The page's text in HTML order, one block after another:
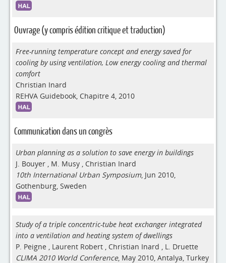
Ouvrage (y compris édition critique et traduction)
Free-running temperature concept and energy saved for
cooling by using ventilation, Low energy cooling and thermal
comfort
Christian Inard
REHVA Guidebook, Chapitre 4, 2010
Communication dans un congrès
Urban planning as a solution to save energy in buildings
J. Bouyer , M. Musy , Christian Inard
10th International Urban Symposium, Jun 2010,
Gothenburg, Sweden
Study of a triple concentric-tube heat exchanger integrated
into a ventilation and heating system of dwellings
P. Peigne , Laurent Robert , Christian Inard , L. Druette
CLIMA 2010 World Conference, May 2010, Antalya, Turkey